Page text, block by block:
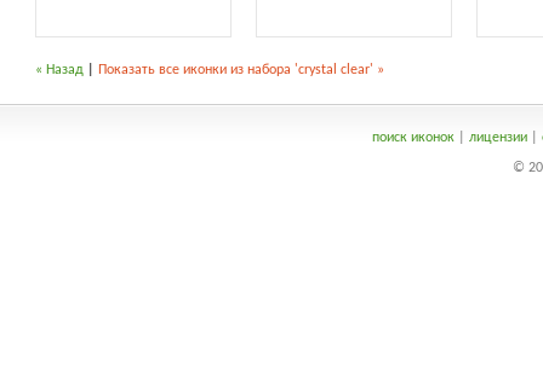
« Назад Показать все иконки из набора 'crystal clear' »
поиск иконок| лицензии|
©